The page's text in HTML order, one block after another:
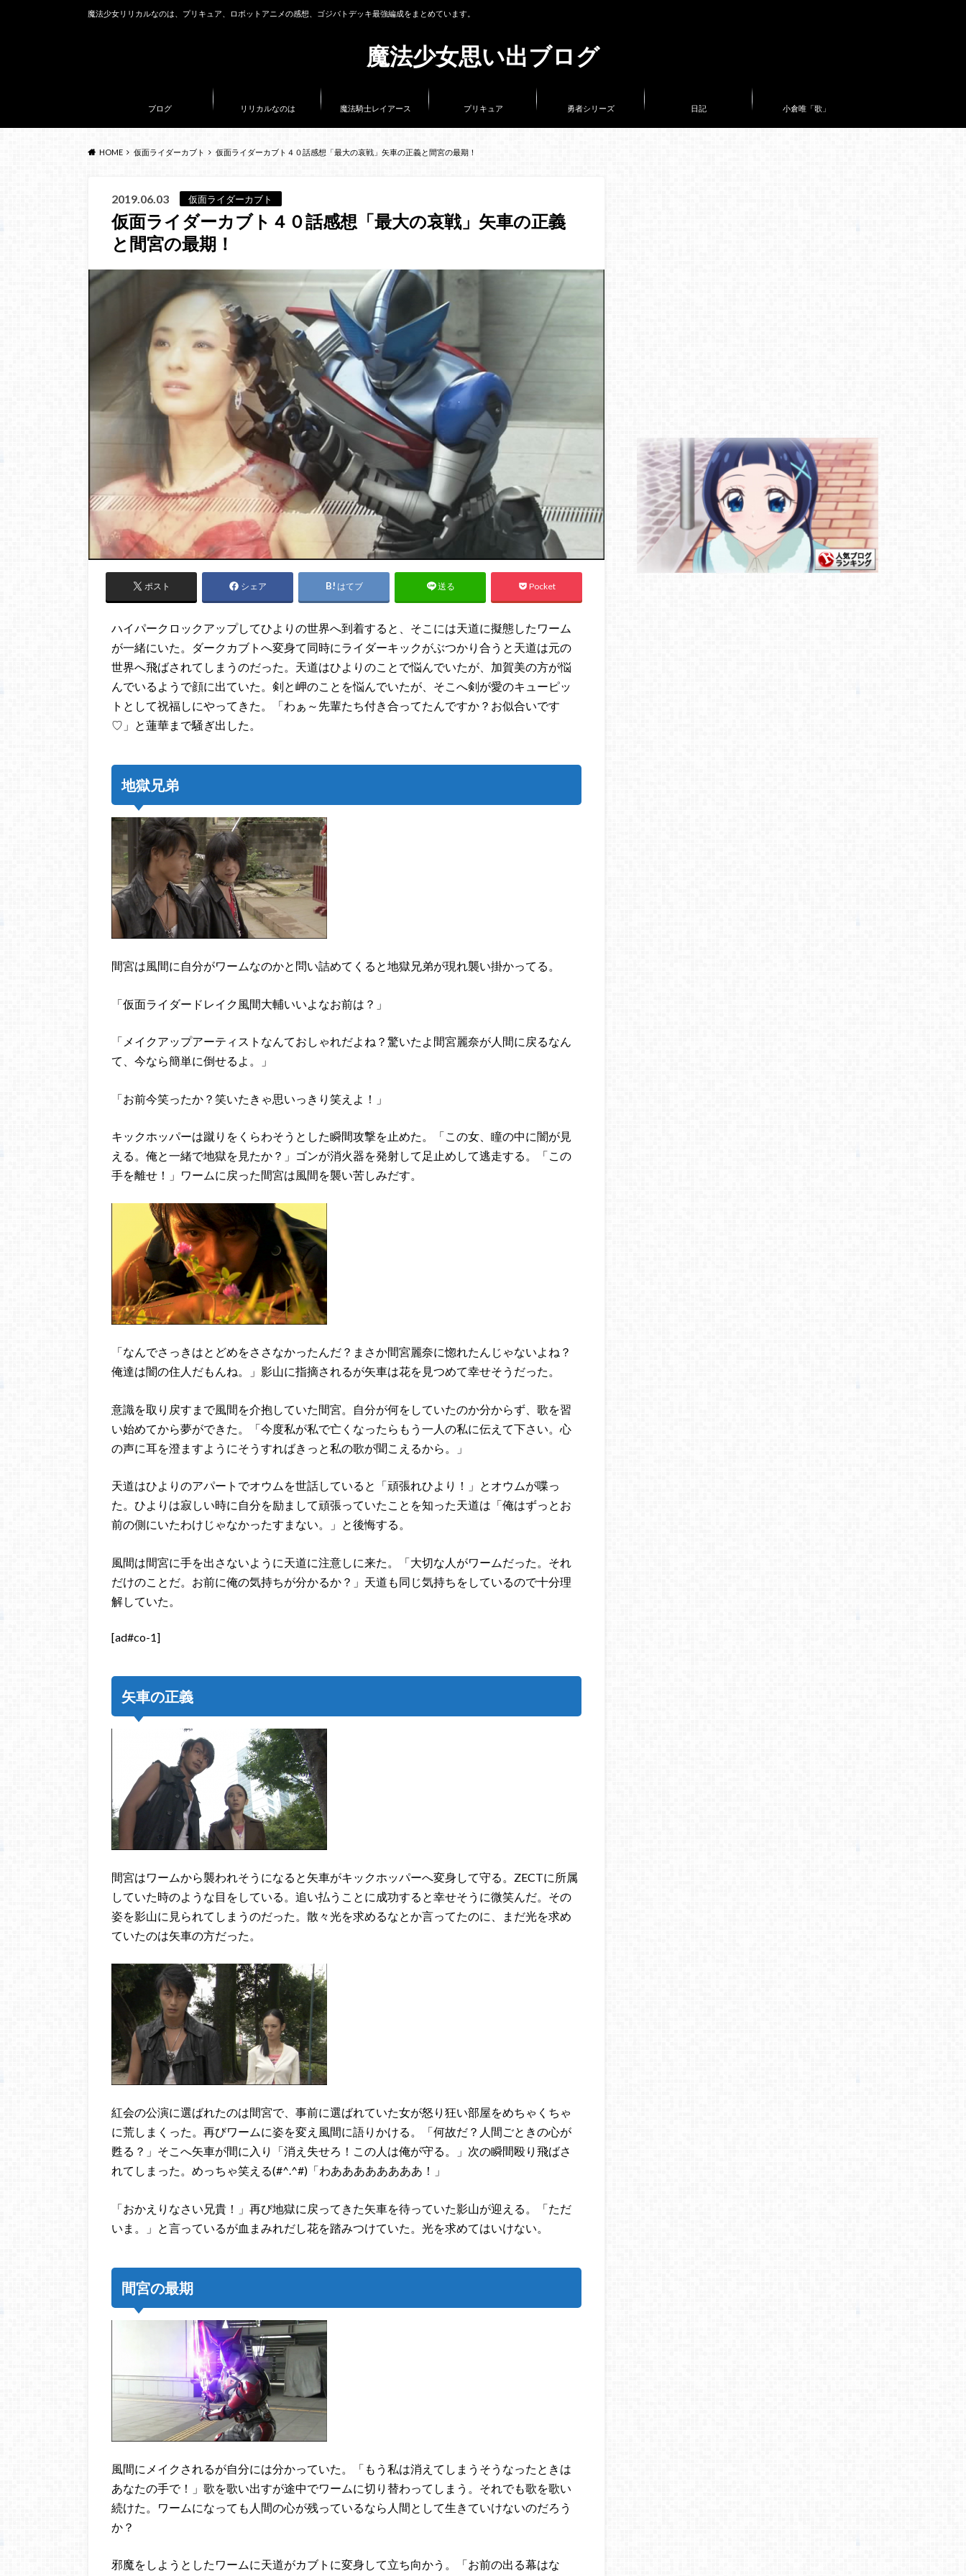
魔法少女思い出ブログ
魔法少女リリカルなのは、プリキュア、ロボットアニメの感想、ゴジバトデッキ最強編成をまとめています。
ブログ リリカルなのは 魔法騎士レイアース プリキュア 勇者シリーズ 日記 小倉唯「歌」
HOME 仮面ライダーカブト 仮面ライダーカブト４０話感想「最大の哀戦」矢車の正義と間宮の最期！
2019.06.03 仮面ライダーカブト
仮面ライダーカブト４０話感想「最大の哀戦」矢車の正義
と間宮の最期！
ポスト シェア はてブ 送る Pocket
ハイパークロックアップしてひよりの世界へ到着すると、そこには天道に擬態したワーム
が一緒にいた。ダークカブトへ変身て同時にライダーキックがぶつかり合うと天道は元の
世界へ飛ばされてしまうのだった。天道はひよりのことで悩んでいたが、加賀美の方が悩
んでいるようで顔に出ていた。剣と岬のことを悩んでいたが、そこへ剣が愛のキューピッ
トとして祝福しにやってきた。「わぁ～先輩たち付き合ってたんですか？お似合いです
♡」と蓮華まで騒ぎ出した。
地獄兄弟
間宮は風間に自分がワームなのかと問い詰めてくると地獄兄弟が現れ襲い掛かってる。
「仮面ライダードレイク風間大輔いいよなお前は？」
「メイクアップアーティストなんておしゃれだよね？驚いたよ間宮麗奈が人間に戻るなん
て、今なら簡単に倒せるよ。」
「お前今笑ったか？笑いたきゃ思いっきり笑えよ！」
キックホッパーは蹴りをくらわそうとした瞬間攻撃を止めた。「この女、瞳の中に闇が見
える。俺と一緒で地獄を見たか？」ゴンが消火器を発射して足止めして逃走する。「この
手を離せ！」ワームに戻った間宮は風間を襲い苦しみだす。
「なんでさっきはとどめをささなかったんだ？まさか間宮麗奈に惚れたんじゃないよね？
俺達は闇の住人だもんね。」影山に指摘されるが矢車は花を見つめて幸せそうだった。
意識を取り戻すまで風間を介抱していた間宮。自分が何をしていたのか分からず、歌を習
い始めてから夢ができた。「今度私が私で亡くなったらもう一人の私に伝えて下さい。心
の声に耳を澄ますようにそうすればきっと私の歌が聞こえるから。」
天道はひよりのアパートでオウムを世話していると「頑張れひより！」とオウムが喋っ
た。ひよりは寂しい時に自分を励まして頑張っていたことを知った天道は「俺はずっとお
前の側にいたわけじゃなかったすまない。」と後悔する。
風間は間宮に手を出さないように天道に注意しに来た。「大切な人がワームだった。それ
だけのことだ。お前に俺の気持ちが分かるか？」天道も同じ気持ちをしているので十分理
解していた。
[ad#co-1]
矢車の正義
間宮はワームから襲われそうになると矢車がキックホッパーへ変身して守る。ZECTに所属
していた時のような目をしている。追い払うことに成功すると幸せそうに微笑んだ。その
姿を影山に見られてしまうのだった。散々光を求めるなとか言ってたのに、まだ光を求め
ていたのは矢車の方だった。
紅会の公演に選ばれたのは間宮で、事前に選ばれていた女が怒り狂い部屋をめちゃくちゃ
に荒しまくった。再びワームに姿を変え風間に語りかける。「何故だ？人間ごときの心が
甦る？」そこへ矢車が間に入り「消え失せろ！この人は俺が守る。」次の瞬間殴り飛ばさ
れてしまった。めっちゃ笑える(#^.^#)「わああああああああ！」
「おかえりなさい兄貴！」再び地獄に戻ってきた矢車を待っていた影山が迎える。「ただ
いま。」と言っているが血まみれだし花を踏みつけていた。光を求めてはいけない。
間宮の最期
風間にメイクされるが自分には分かっていた。「もう私は消えてしまうそうなったときは
あなたの手で！」歌を歌い出すが途中でワームに切り替わってしまう。それでも歌を歌い
続けた。ワームになっても人間の心が残っているなら人間として生きていけないのだろう
か？
邪魔をしようとしたワームに天道がカブトに変身して立ち向かう。「お前の出る幕はな